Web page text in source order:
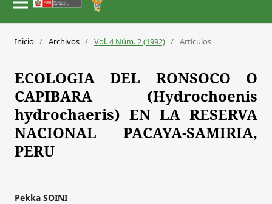
Inicio / Archivos / Vol. 4 Núm. 2 (1992) / Artículos
ECOLOGIA DEL RONSOCO O
CAPIBARA (Hydrochoenis
hydrochaeris) EN LA RESERVA
NACIONAL PACAYA-SAMIRIA,
PERU
Pekka SOINI